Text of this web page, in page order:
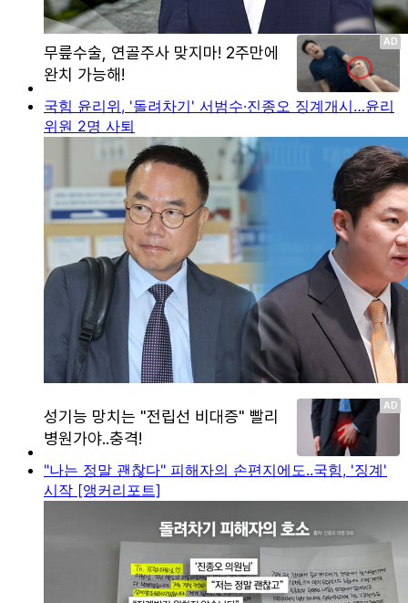
국힘 윤리위, '돌려차기' 서범수·진종오 징계개시…윤리
위원 2명 사퇴
"나는 정말 괜찮다" 피해자의 손편지에도..국힘, '징계'
시작 [앵커리포트]